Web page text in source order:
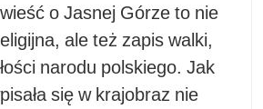
o Jasnej Górze to nie
ale też zapis walki,
narodu polskiego. Jak
się w krajobraz nie